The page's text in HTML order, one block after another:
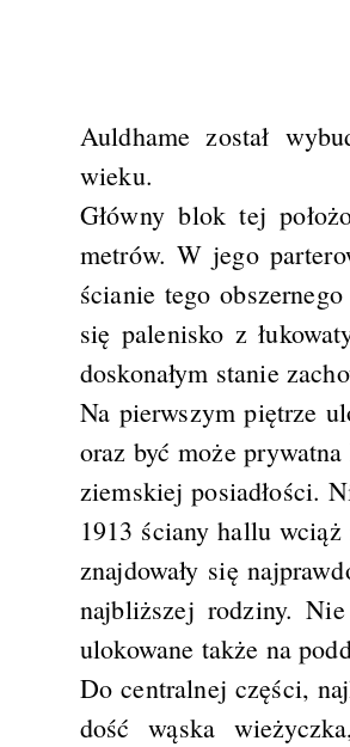
Auldhame został
wieku.
Główny blok tej
metrów. W jego
ścianie tego
się palenisko z
doskonałym stanie
Na pierwszym piętrze
oraz być może
ziemskiej posiadłości.
1913 ściany hallu
znajdowały się
najbliższej rodziny.
ulokowane także na
Do centralnej części,
dość wąska